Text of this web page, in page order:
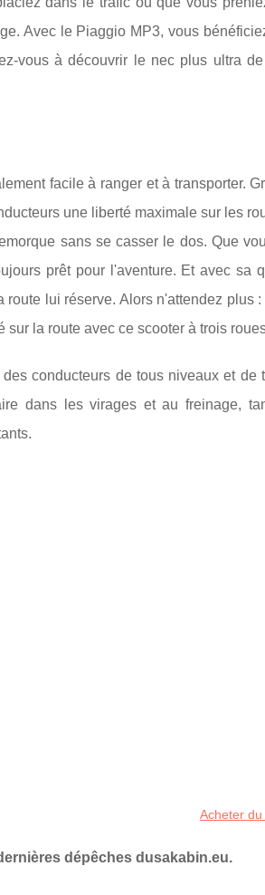
Avec le Piaggio MP3, vous
vous à découvrir le nec plus ultra
facile à ranger et à transporter.
une liberté maximale sur les
sans se casser le dos. Que
prêt pour l'aventure. Et avec sa
lui réserve. Alors n'attendez plus
la route avec ce scooter à trois
conducteurs de tous niveaux et de
dans les virages et au freinage,
Acheter
dépêches dusakabin.eu.